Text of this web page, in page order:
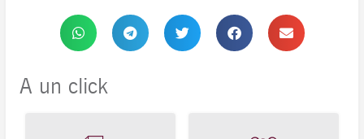
A un click